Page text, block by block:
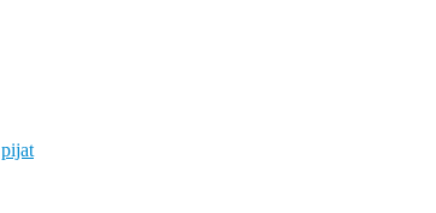
pijat